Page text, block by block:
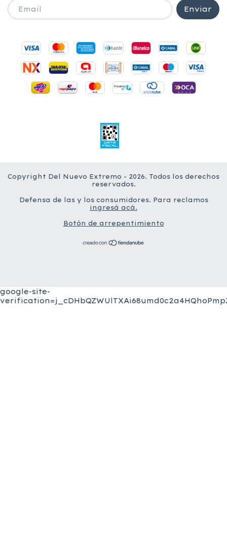
Copyright Del Nuevo Extremo - 2026. Todos los derechos
reservados.
Defensa de las y los consumidores. Para reclamos
ingresá acá.
Botón de arrepentimiento
google-site-